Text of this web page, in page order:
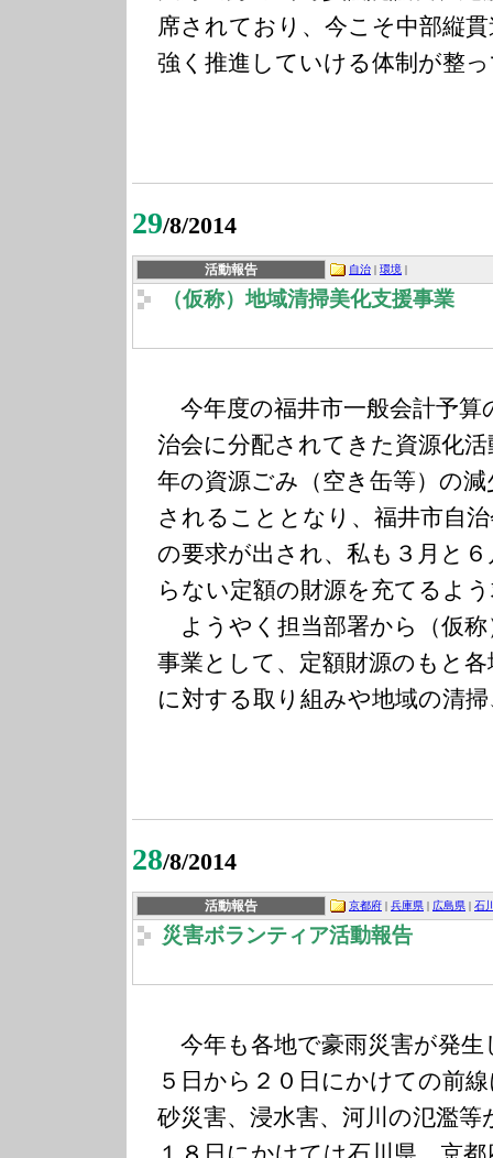
席されており、今こそ中部縦
強く推進していける体制が整
29/8/2014
活動報告 自治 | 環境 |
（仮称）地域清掃美化支援事業
今年度の福井市一般会計予算
治会に分配されてきた資源化
年の資源ごみ（空き缶等）の
されることとなり、福井市自
の要求が出され、私も３月と
らない定額の財源を充てるよ
ようやく担当部署から（仮称
事業として、定額財源のもと
に対する取り組みや地域の清
28/8/2014
活動報告 京都府 | 兵庫県 | 広島県 | 石
災害ボランティア活動報告
今年も各地で豪雨災害が発生
５日から２０日にかけての前
砂災害、浸水害、河川の氾濫